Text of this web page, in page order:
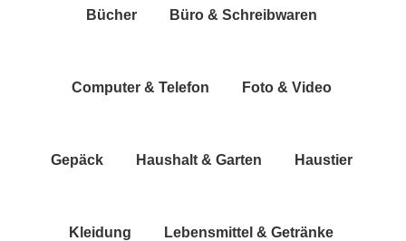
Bücher Büro & Schreibwaren
Com­pu­ter & Telefon Foto & Video
Gepäck Haus­halt & Garten Haus­tier
Klei­dung Lebens­mit­tel & Getränke